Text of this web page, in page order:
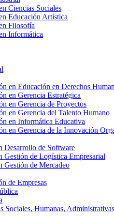
Ciencias Sociales
Educación Artística
Filosofía
Informática
en Educación en Derechos
en Gerencia Estratégica
en Gerencia de Proyectos
en Gerencia del Talento Humano
en Informática Educativa
en Gerencia de la Innovación
Desarrollo de Software
Gestión de Logística Empresarial
Gestión de Mercadeo
de Empresas
Sociales, Humanas,